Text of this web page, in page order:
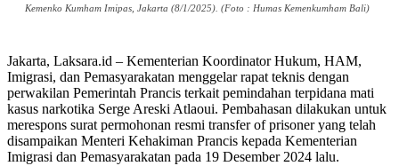
Kemenko Kumham Imipas, Jakarta (8/1/2025). (Foto : Humas Kemenkumham Bali)
Jakarta, Laksara.id – Kementerian Koordinator Hukum, HAM,
Imigrasi, dan Pemasyarakatan menggelar rapat teknis dengan
perwakilan Pemerintah Prancis terkait pemindahan terpidana mati
kasus narkotika Serge Areski Atlaoui. Pembahasan dilakukan untuk
merespons surat permohonan resmi transfer of prisoner yang telah
disampaikan Menteri Kehakiman Prancis kepada Kementerian
Imigrasi dan Pemasyarakatan pada 19 Desember 2024 lalu.